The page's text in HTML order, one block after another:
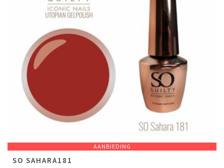
AANBIEDING
SO SAHARA181